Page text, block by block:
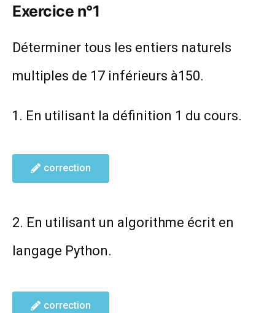
Exercice n°1
Déterminer tous les entiers naturels
multiples de 17 inférieurs à150.
En utilisant la définition 1 du cours.
correction
2. En utilisant un algorithme écrit en
langage Python.
correction